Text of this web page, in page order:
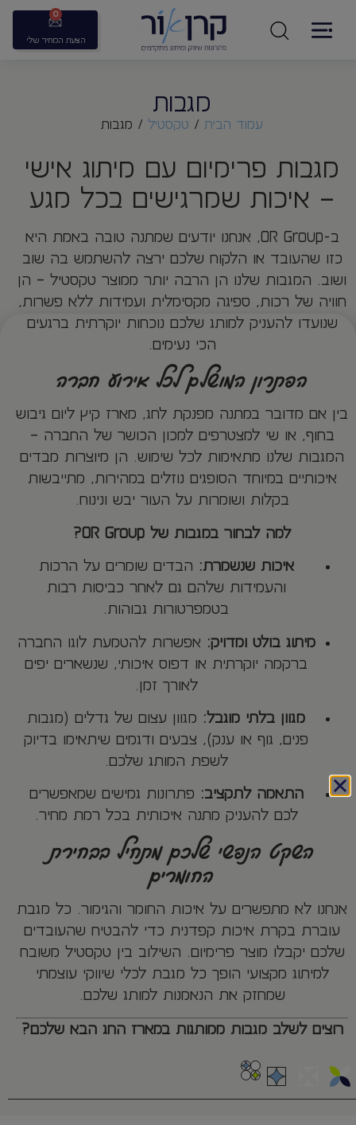
הצעת המחיר שלי
0
מגבות
עמוד הבית / טקסטיל / מגבות
מגבות פרימיום עם מיתוג אישי
– איכות שמרגישים בכל מגע
ב-OR Group, אנחנו יודעים שמתנה טובה באמת היא
כזו שהעובד או הלקוח שלכם ירצה להשתמש בה שוב
ושוב. המגבות שלנו הן הרבה יותר ממוצר טקסטיל – הן
חוויה של רכות, ספיגה מקסימלית ועמידות ללא פשרות,
שנועדו להעניק למותג שלכם נוכחות יוקרתית ברגעים
הכי נעימים.
הפתרון המושלם לכל אירוע חברה
בין אם מדובר במתנה מפנקת לחג, מארז קיץ ליום גיבוש
בחוף, או שי למצטרפים למכון הכושר של החברה –
המגבות שלנו מתאימות לכל שימוש. הן מיוצרות מבדים
איכותיים במיוחד הסופגים נוזלים במהירות, מתייבשות
בקלות ושומרות על העור יבש ונינוח.
למה לבחור במגבות של OR Group?
איכות שנשמרת: הבדים שומרים על הרכות
והעמידות שלהם גם לאחר כביסות רבות
בטמפרטורות גבוהות.
מיתוג בולט ומדויק: אפשרות להטמעת לוגו החברה
ברקמה יוקרתית או דפוס איכותי, שנשארים יפים
לאורך זמן.
מגוון בלתי מוגבל: מגוון עצום של גדלים (מגבות
פנים, גוף או ענק), צבעים ודגמים שיתאימו בדיוק
לשפת המותג שלכם.
התאמה לתקציב: פתרונות גמישים שמאפשרים
לכם להעניק מתנה איכותית בכל רמת מחיר.
השקט הנפשי שלכם מתחיל בבחירת
החומרים
אנחנו לא מתפשרים על איכות החומר והגימור. כל מגבת
עוברת בקרת איכות קפדנית כדי להבטיח שהעובדים
שלכם יקבלו מוצר פרימיום. השילוב בין טקסטיל משובח
למיתוג מקצועי הופך כל מגבת לכלי שיווקי עוצמתי
שמחזק את הנאמנות למותג שלכם.
רוצים לשלב מגבות ממותגות במארז החג הבא שלכם?